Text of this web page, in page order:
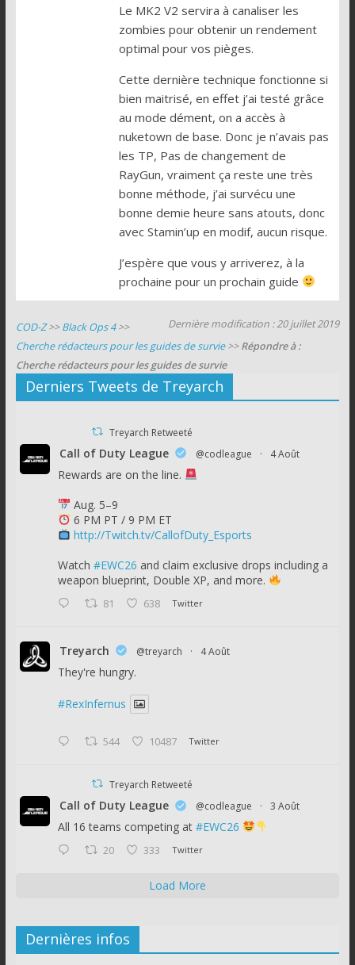
Le MK2 V2 servira à canaliser les
zombies pour obtenir un rendement
optimal pour vos pièges.
Cette dernière technique fonctionne si
bien maitrisé, en effet j’ai testé grâce
au mode dément, on a accès à
nuketown de base. Donc je n’avais pas
les TP, Pas de changement de
RayGun, vraiment ça reste une très
bonne méthode, j’ai survécu une
bonne demie heure sans atouts, donc
avec Stamin’up en modif, aucun risque.
J’espère que vous y arriverez, à la
prochaine pour un prochain guide
Dernière modification : 20 juillet 2019
COD-Z>>Black Ops 4>>
Cherche rédacteurs pour les guides de survie>>Répondre à :
Cherche rédacteurs pour les guides de survie
Derniers Tweets de Treyarch
Treyarch Retweeté
Call of Duty League @codleague · 4 Août
Rewards are on the line.
Aug. 5–9
6 PM PT / 9 PM ET
http://Twitch.tv/CallofDuty_Esports
Watch #EWC26 and claim exclusive drops including a
weapon blueprint, Double XP, and more.
81 638 Twitter
Treyarch @treyarch · 4 Août
They're hungry.
#RexInfernus
544 10487 Twitter
Treyarch Retweeté
Call of Duty League @codleague · 3 Août
All 16 teams competing at #EWC26
20 333 Twitter
Load More
Dernières infos